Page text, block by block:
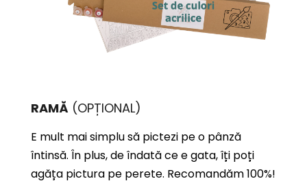
RAMĂ (OPȚIONAL)
E mult mai simplu să pictezi pe o pânză
întinsă. În plus, de îndată ce e gata, îți poți
agăța pictura pe perete. Recomandăm 100%!